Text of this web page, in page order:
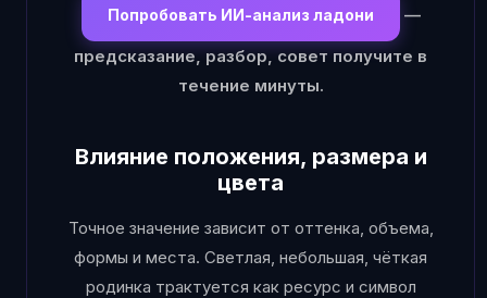
Попробовать ИИ-анализ ладони
—
предсказание, разбор, совет получите в
течение минуты.
Влияние положения, размера и
цвета
Точное значение зависит от оттенка, объема,
формы и места. Светлая, небольшая, чёткая
родинка трактуется как ресурс и символ